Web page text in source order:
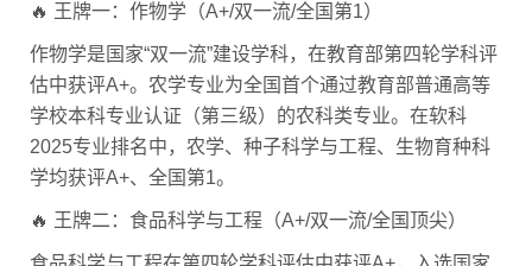
🔥 王牌一：作物学（A+/双一流/全国第1）
作物学是国家“双一流”建设学科，在教育部第四轮学科评
估中获评A+。农学专业为全国首个通过教育部普通高等
学校本科专业认证（第三级）的农科类专业。在软科
2025专业排名中，农学、种子科学与工程、生物育种科
学均获评A+、全国第1。
🔥 王牌二：食品科学与工程（A+/双一流/全国顶尖）